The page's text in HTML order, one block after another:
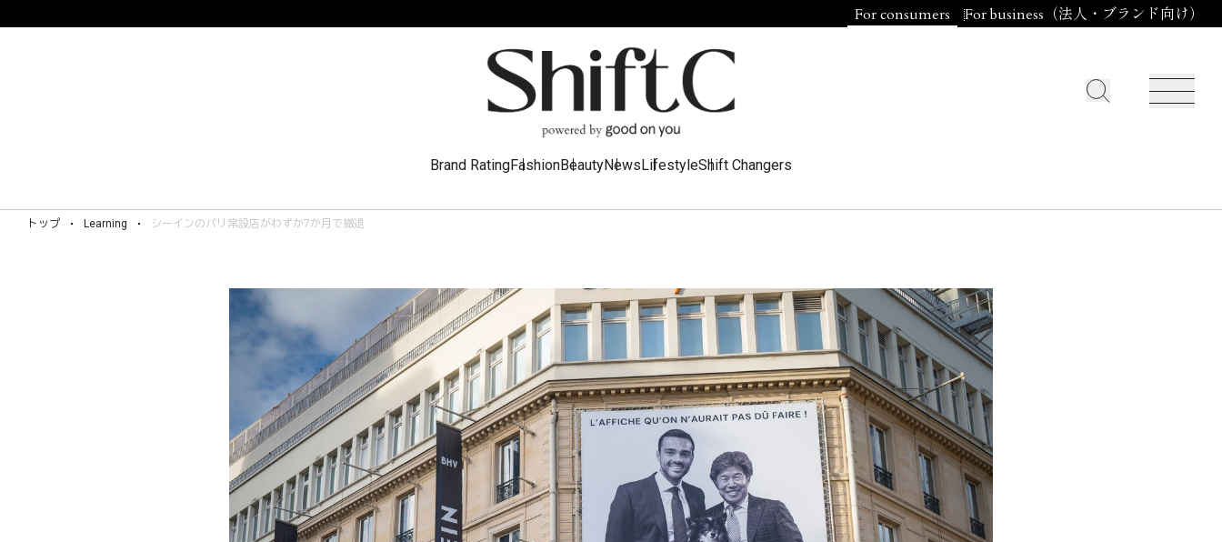
For consumers For business（法人・ブランド向け）
Brand RatingFashionBeautyNewsLifestyleShift Changers
トップ Learning シーインのパリ常設店がわずか7か月で撤退